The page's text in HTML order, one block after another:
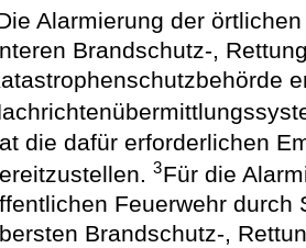
Alarmierung der
Brandschutz-,
die dafür erforderlichen
3Für die
Feuerwehr durch
Brandschutz-,